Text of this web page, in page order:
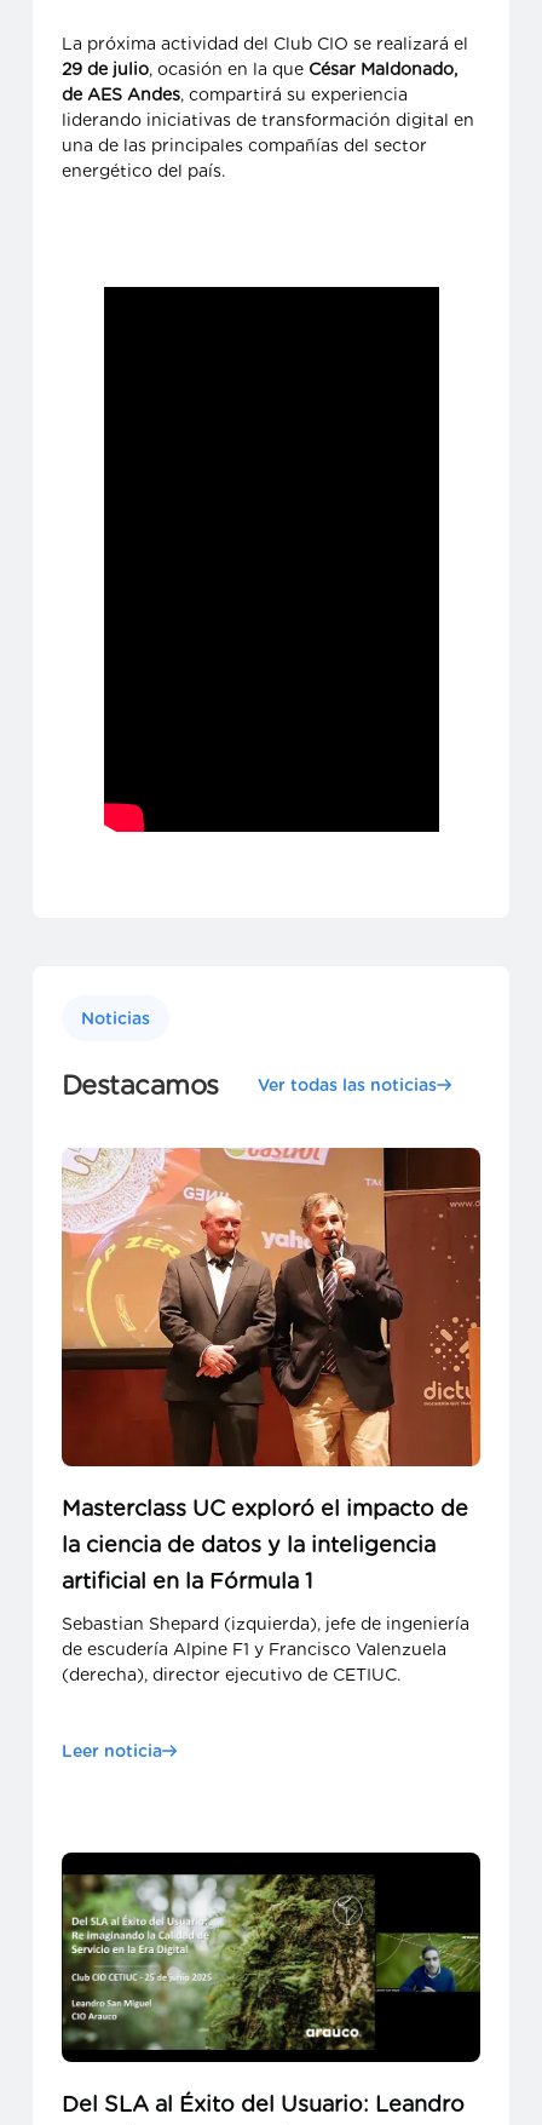
La próxima actividad del Club CIO se realizará el
29 de julio, ocasión en la que César Maldonado,
de AES Andes, compartirá su experiencia
liderando iniciativas de transformación digital en
una de las principales compañías del sector
energético del país.
Noticias
Destacamos Ver todas las noticias
Masterclass UC exploró el impacto de
la ciencia de datos y la inteligencia
artificial en la Fórmula 1
Sebastian Shepard (izquierda), jefe de ingeniería
de escudería Alpine F1 y Francisco Valenzuela
(derecha), director ejecutivo de CETIUC.
Leer noticia
Del SLA al Éxito del Usuario: Leandro